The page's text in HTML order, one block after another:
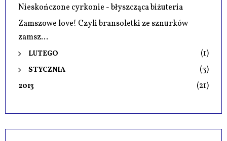
Nieskończone cyrkonie - błyszcząca biżuteria
Zamszowe love! Czyli bransoletki ze sznurków
zamsz...
LUTEGO (1)
STYCZNIA (3)
2013 (21)